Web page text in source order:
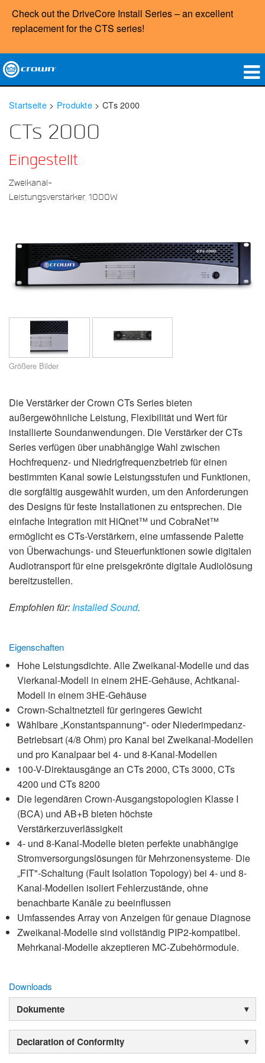
Check out the DriveCore Install Series – an excellent
replacement for theCTS series!
Anwendungen
Wo zu kaufen
Fallstudien
Schulungen
Support
Startseite> Produkte > CTs 2000
CTs 2000
Eingestellt
Zweikanal-
Leistungsverstärker, 1000W
Größere Bilder
Die Verstärker der Crown CTs Series bieten
außergewöhnliche Leistung, Flexibilität und Wert für
installierte Soundanwendungen. Die Verstärker der CTs
Series verfügen über unabhängige Wahl zwischen
Hochfrequenz- und Niedrigfrequenzbetrieb für einen
bestimmten Kanal sowie Leistungsstufen und Funktionen,
die sorgfältig ausgewählt wurden, um den Anforderungen
des Designs für feste Installationen zu entsprechen. Die
einfache Integration mit HiQnet™ und CobraNet™
ermöglicht es CTs-Verstärkern, eine umfassende Palette
von Überwachungs- und Steuerfunktionen sowie digitalen
Audiotransport für eine preisgekrönte digitale Audiolösung
bereitzustellen.
Empfohlen für:Installed Sound.
Eigenschaften
Hohe Leistungsdichte. Alle Zweikanal-Modelle und das
Vierkanal-Modell in einem 2HE-Gehäuse, Achtkanal-
Modell in einem 3HE-Gehäuse
Crown-Schaltnetzteil für geringeres Gewicht
Wählbare „Konstantspannung"- oder Niederimpedanz-
Betriebsart (4/8 Ohm) pro Kanal bei Zweikanal-Modellen
und pro Kanalpaar bei 4- und 8-Kanal-Modellen
100-V-Direktausgänge an CTs 2000, CTs 3000, CTs
4200 und CTs 8200
Die legendären Crown-Ausgangstopologien Klasse I
(BCA) und AB+B bieten höchste
Verstärkerzuverlässigkeit
4- und 8-Kanal-Modelle bieten perfekte unabhängige
Stromversorgungslösungen für Mehrzonensysteme· Die
„FIT"-Schaltung (Fault Isolation Topology) bei 4- und 8-
Kanal-Modellen isoliert Fehlerzustände, ohne
benachbarte Kanäle zu beeinflussen
Umfassendes Array von Anzeigen für genaue Diagnose
Zweikanal-Modelle sind vollständig PIP2-kompatibel.
Mehrkanal-Modelle akzeptieren MC-Zubehörmodule.
Downloads
Dokumente
Declaration of Conformity